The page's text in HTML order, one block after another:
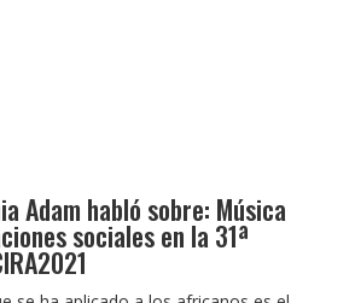
Adam habló sobre: Música
sociales en la 31ª